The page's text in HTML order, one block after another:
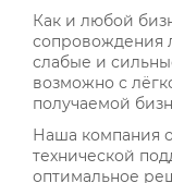
Как и любой
сопровождения
слабые и
возможно с
получаемой
Наша компания
технической
оптимальное